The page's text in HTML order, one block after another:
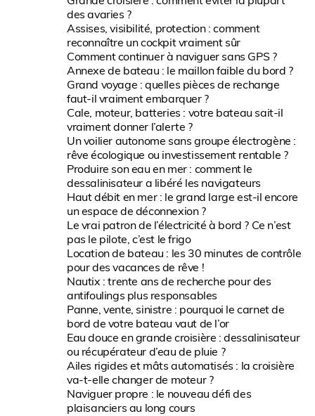
des avaries ?
Assises, visibilité, protection : comment
reconnaître un cockpit vraiment sûr
Comment continuer à naviguer sans GPS ?
Annexe de bateau : le maillon faible du bord ?
Grand voyage : quelles pièces de rechange
faut-il vraiment embarquer ?
Cale, moteur, batteries : votre bateau sait-il
vraiment donner l’alerte ?
Un voilier autonome sans groupe électrogène :
rêve écologique ou investissement rentable ?
Produire son eau en mer : comment le
dessalinisateur a libéré les navigateurs
Haut débit en mer : le grand large est-il encore
un espace de déconnexion ?
Le vrai patron de l’électricité à bord ? Ce n’est
pas le pilote, c’est le frigo
Location de bateau : les 30 minutes de contrôle
pour des vacances de rêve !
Nautix : trente ans de recherche pour des
antifoulings plus responsables
Panne, vente, sinistre : pourquoi le carnet de
bord de votre bateau vaut de l’or
Eau douce en grande croisière : dessalinisateur
ou récupérateur d’eau de pluie ?
Ailes rigides et mâts automatisés : la croisière
va-t-elle changer de moteur ?
Naviguer propre : le nouveau défi des
plaisanciers au long cours